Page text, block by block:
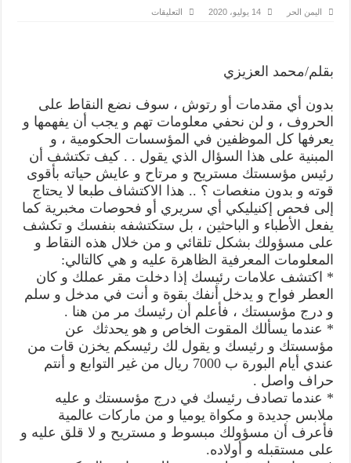
اليمن الحر 14 يوليو، 2020 التعليقات
بقلم/محمد العزيزي
بدون أي مقدمات أو رتوش ، سوف نضع النقاط على
الحروف ، و لن نحفي معلومات تهم و يجب أن يفهمها و
يعرفها كل الموظفين في المؤسسات الحكومية ، و
المبنية على هذا السؤال الذي يقول . . كيف تكتشف أن
رئيس مؤسستك مستريح و مرتاح و عايش حياته بأقوى
قوته و بدون منغصات ؟ .. هذا الاكتشاف طبعا لا يحتاج
إلى فحص إكنيليكي أي سريري أو فحوصات مخبرية كما
يفعل الأطباء و الباحثين ، بل ستكتشفه بنفسك و تكشف
على مسؤولك بشكل تلقائي و من خلال هذه النقاط و
المعلومات المعرفية الظاهرة عليه و هي كالتالي:
* اكتشف علامات رئيسك إذا دخلت مقر عملك و كان
العطر فواح و يدخل أنفك بقوة و أنت في مدخل و سلم
و درج مؤسستك ، فأعلم أن رئيسك مر من هنا .
* عندما يسألك المقوت الخاص و هو يحدثك عن
مؤسستك و رئيسك و يقول لك رئيسكم يخزن قات من
عندي أيام البورة ب 7000 ريال من غير التوابع و أنتم
حراف واصل .
* عندما تصادف رئيسك في درج مؤسستك و عليه
ملابس جديدة و مكواة يوميا و من ماركات عالمية
فأعرف أن مسؤولك مبسوط و مستريح و لا قلق عليه و
على مستقبله و أولاده.